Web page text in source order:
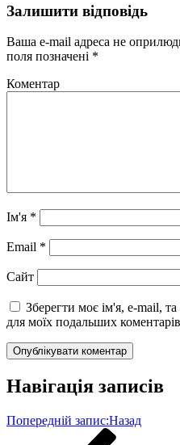
Залишити відповідь
Ваша e-mail адреса не
поля позначені *
Коментар
Ім'я *
Email *
Сайт
Зберегти моє ім'я, e-mail,
для моїх подальших
Навігація записів
Попередній запис:Назад